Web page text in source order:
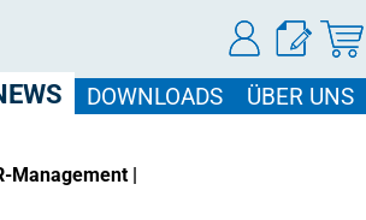
DOWNLOADS ÜBER UNS
Management |